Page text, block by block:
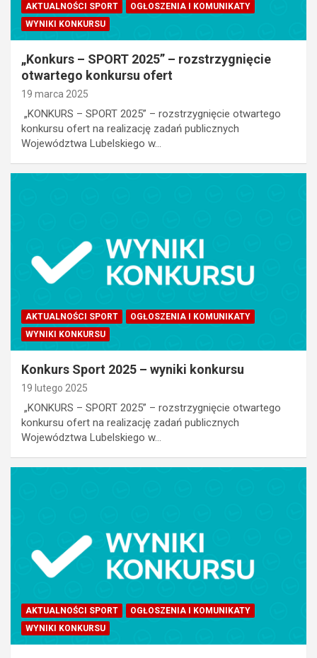
AKTUALNOŚCI SPORT
OGŁOSZENIA I KOMUNIKATY
WYNIKI KONKURSU
„Konkurs – SPORT 2025” – rozstrzygnięcie
otwartego konkursu ofert
19 marca 2025
„KONKURS – SPORT 2025” – rozstrzygnięcie otwartego
konkursu ofert na realizację zadań publicznych
Województwa Lubelskiego w…
AKTUALNOŚCI SPORT
OGŁOSZENIA I KOMUNIKATY
WYNIKI KONKURSU
Konkurs Sport 2025 – wyniki konkursu
19 lutego 2025
„KONKURS – SPORT 2025” – rozstrzygnięcie otwartego
konkursu ofert na realizację zadań publicznych
Województwa Lubelskiego w…
AKTUALNOŚCI SPORT
OGŁOSZENIA I KOMUNIKATY
WYNIKI KONKURSU